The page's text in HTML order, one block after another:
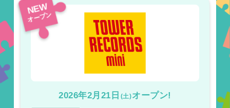
NEW
オープン
2026年2月21日 (土)オープン!